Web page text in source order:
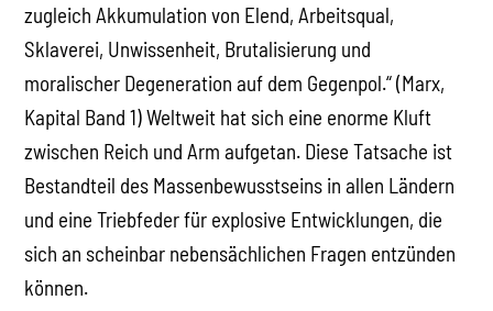
zugleich Akkumulation von Elend, Arbeitsqual,
Sklaverei, Unwissenheit, Brutalisierung und
moralischer Degeneration auf dem Gegenpol.“ (Marx,
Kapital Band 1) Weltweit hat sich eine enorme Kluft
zwischen Reich und Arm aufgetan. Diese Tatsache ist
Bestandteil des Massenbewusstseins in allen Ländern
und eine Triebfeder für explosive Entwicklungen, die
sich an scheinbar nebensächlichen Fragen entzünden
können.